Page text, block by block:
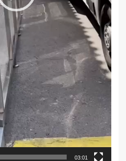
03:01